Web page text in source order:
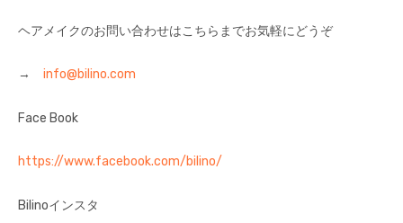
ヘアメイクのお問い合わせはこちらまでお気軽にどうぞ
→ info@bilino.com
Face Book
https://www.facebook.com/bilino/
Bilinoインスタ